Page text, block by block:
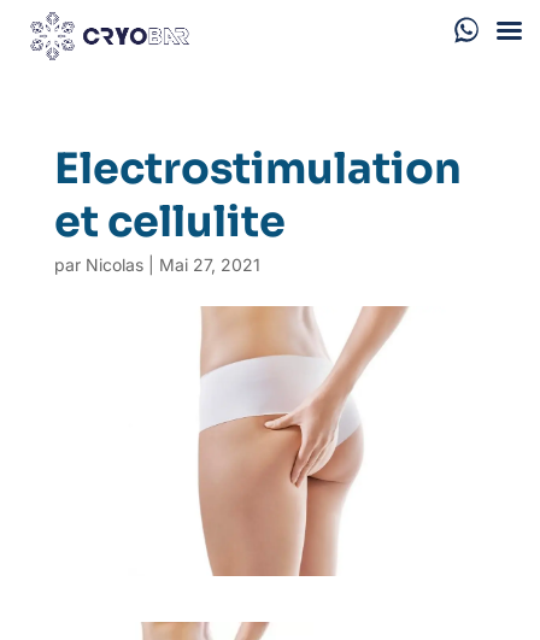
Electrostimulation
et cellulite
par Nicolas| Mai 27, 2021